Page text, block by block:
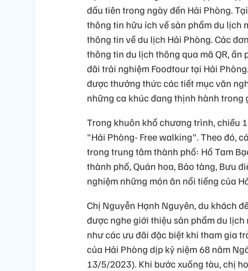
đầu tiên trong ngày đến Hải Phòng.
thông tin hữu ích về sản phẩm du lịch
thông tin về du lịch Hải Phòng. Các
thông tin du lịch thông qua mã QR,
đãi trải nghiệm Foodtour tại Hải
được thưởng thức các tiết mục văn
những ca khúc đang thịnh hành trong
Trong khuôn khổ chương trình, chiều
"Hải Phòng- Free walking". Theo đó,
trong trung tâm thành phố: Hồ Tam
thành phố, Quán hoa, Bảo tàng, Bưu
nghiệm những món ăn nổi tiếng của
Chị Nguyễn Hạnh Nguyên, du khách
được nghe giới thiệu sản phẩm du
như các ưu đãi đặc biệt khi tham gia
của Hải Phòng dịp kỷ niệm 68 năm
13/5/2023). Khi bước xuống tàu, chị